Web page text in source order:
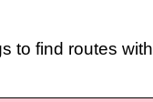
to find routes with